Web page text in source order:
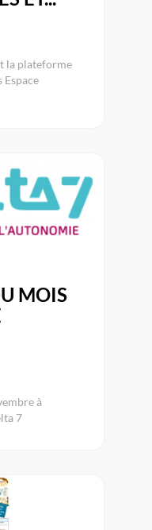
la plateforme
Espace
MOIS
à
7